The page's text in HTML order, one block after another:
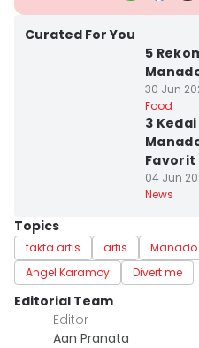
Curated For You
5
30 Jun
Food
3
Favorit
04 Jun
News
Topics
fakta artis artis Manado
Angel Karamoy
Divert me
Editorial Team
Editor
Aan Pranata